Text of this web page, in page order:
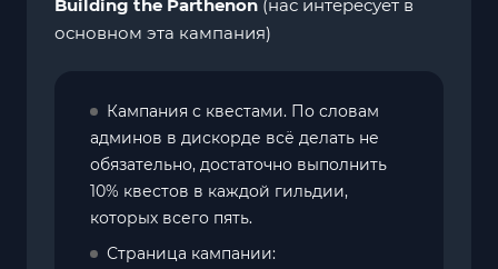
Building the Parthenon (нас интересует в
основном эта кампания)
Кампания с квестами. По словам
админов в дискорде всё делать не
обязательно, достаточно выполнить
10% квестов в каждой гильдии,
которых всего пять.
Страница кампании: